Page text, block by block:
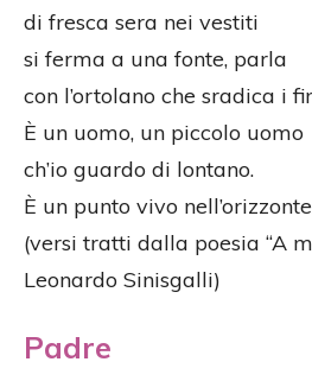
di fresca sera nei vestiti
si ferma a una fonte, parla
con l’ortolano che sradica i
È un uomo, un piccolo uomo
ch’io guardo di lontano.
È un punto vivo
(versi tratti dalla poesia “A
Leonardo Sinisgalli)
Padre